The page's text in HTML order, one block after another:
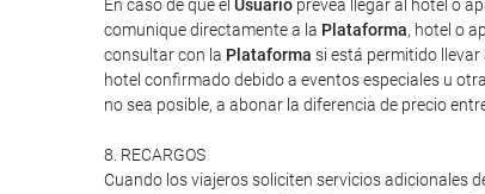
En caso de que el Usuario prevea llegar al hotel o
comunique directamente a la Plataforma, hotel o
consultar con la Plataforma si está permitido
hotel confirmado debido a eventos especiales u
no sea posible, a abonar la diferencia de precio
8. RECARGOS
Cuando los viajeros soliciten servicios adicionales